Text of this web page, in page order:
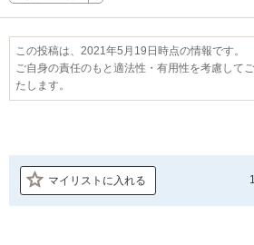
この投稿は、2021年5月19日時点の情報です。
ご自身の責任のもと適法性・有用性を考慮して
たします。
マイリストに入れる